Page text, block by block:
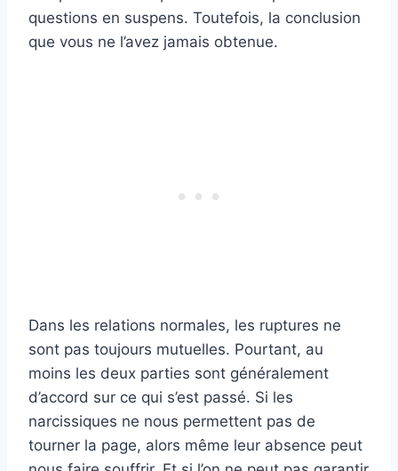
questions en suspens. Toutefois, la conclusion
que vous ne l’avez jamais obtenue.
Dans les relations normales, les ruptures ne
sont pas toujours mutuelles. Pourtant, au
moins les deux parties sont généralement
d’accord sur ce qui s’est passé. Si les
narcissiques ne nous permettent pas de
tourner la page, alors même leur absence peut